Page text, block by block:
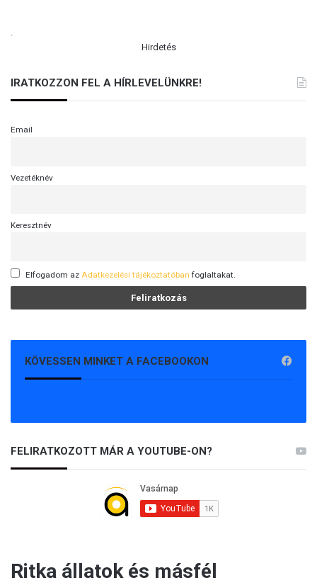
.
Hirdetés
IRATKOZZON FEL A HÍRLEVELÜNKRE!
Email
Vezetéknév
Keresztnév
Elfogadom az Adatkezelési tájékoztatóban foglaltakat.
KÖVESSEN MINKET A FACEBOOKON
FELIRATKOZOTT MÁR A YOUTUBE-ON?